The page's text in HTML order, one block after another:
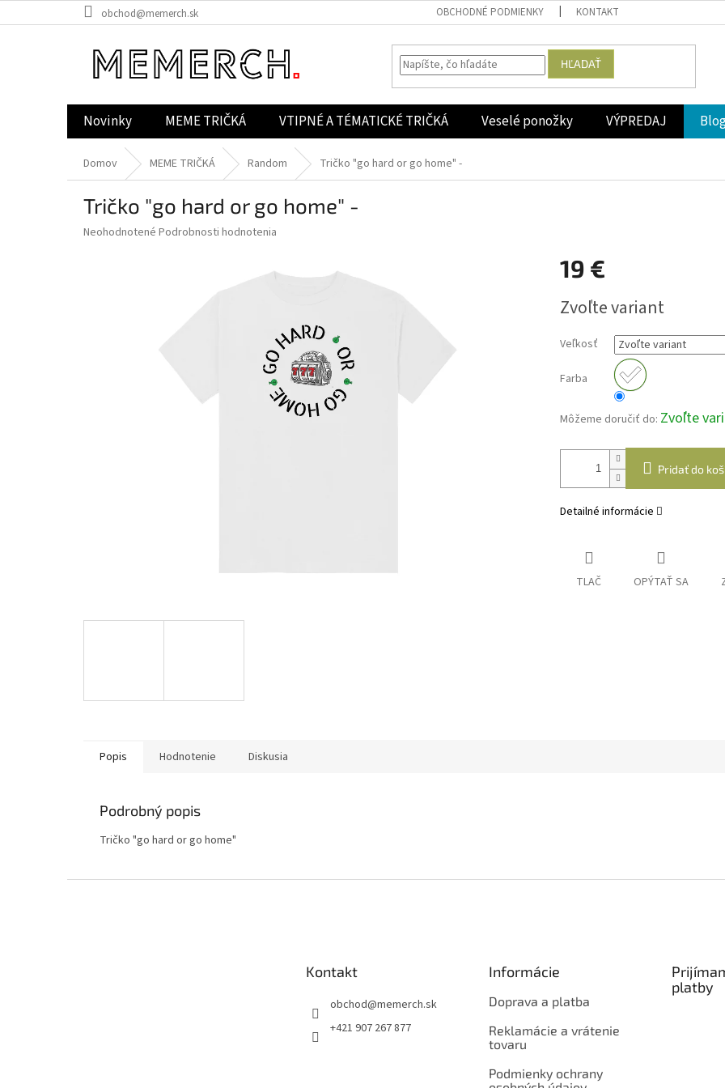
na
obchod@memerch.sk OBCHODNÉ PODMIENKY KONTAKT
HĽADAŤ
Novinky MEME TRIČKÁ VTIPNÉ A TÉMATICKÉ TRIČKÁ Veselé ponožky VÝPREDAJ
Domov MEME TRIČKÁ Random Tričko "go hard or go home" -
Tričko "go hard or go home" -
Priemerné
Neohodnotené Podrobnosti hodnotenia
19 €
cena:
Zvoľte variant
Veľkosť
Farba
Môžeme doručiť do: Zvoľte
Pridať do
Detailné informácie
TLAČ OPÝTAŤ SA
Popis Hodnotenie Diskusia
Podrobný popis
Tričko "go hard or go home"
Kontakt
obchod@memerch.sk
+421 907 267 877
Informácie
Doprava a platba
Reklamácie a vrátenie
tovaru
Podmienky ochrany
platby